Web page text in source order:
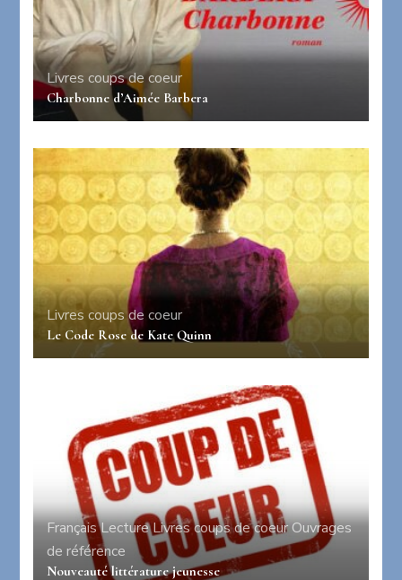
Livres coups de coeur
Charbonne d’Aimée Barbera
Livres coups de coeur
Le Code Rose de Kate Quinn
FrançaisLectureLivres coups de coeurOuvrages
de référence
Nouveauté littérature jeunesse